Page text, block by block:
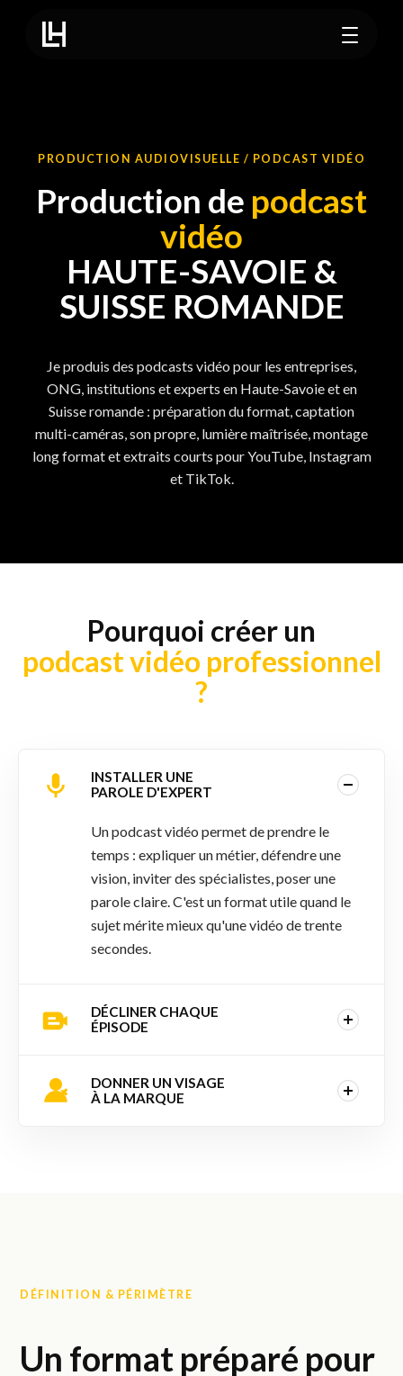
Ouvrir
PRODUCTION AUDIOVISUELLE / PODCAST VIDÉO
Production de podcast
vidéo
HAUTE-SAVOIE &
SUISSE ROMANDE
Je produis des podcasts vidéo pour les entreprises,
ONG, institutions et experts en Haute-Savoie et en
Suisse romande : préparation du format, captation
multi-caméras, son propre, lumière maîtrisée, montage
long format et extraits courts pour YouTube, Instagram
et TikTok.
Pourquoi créer un
podcast vidéo professionnel
?
INSTALLER UNE
PAROLE D'EXPERT
Un podcast vidéo permet de prendre le
temps : expliquer un métier, défendre une
vision, inviter des spécialistes, poser une
parole claire. C'est un format utile quand le
sujet mérite mieux qu'une vidéo de trente
secondes.
DÉCLINER CHAQUE
ÉPISODE
DONNER UN VISAGE
À LA MARQUE
DÉFINITION & PÉRIMÈTRE
Un format préparé pour